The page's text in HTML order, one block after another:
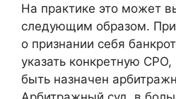
На практике это может
следующим образом.
о признании себя
указать конкретную
быть назначен